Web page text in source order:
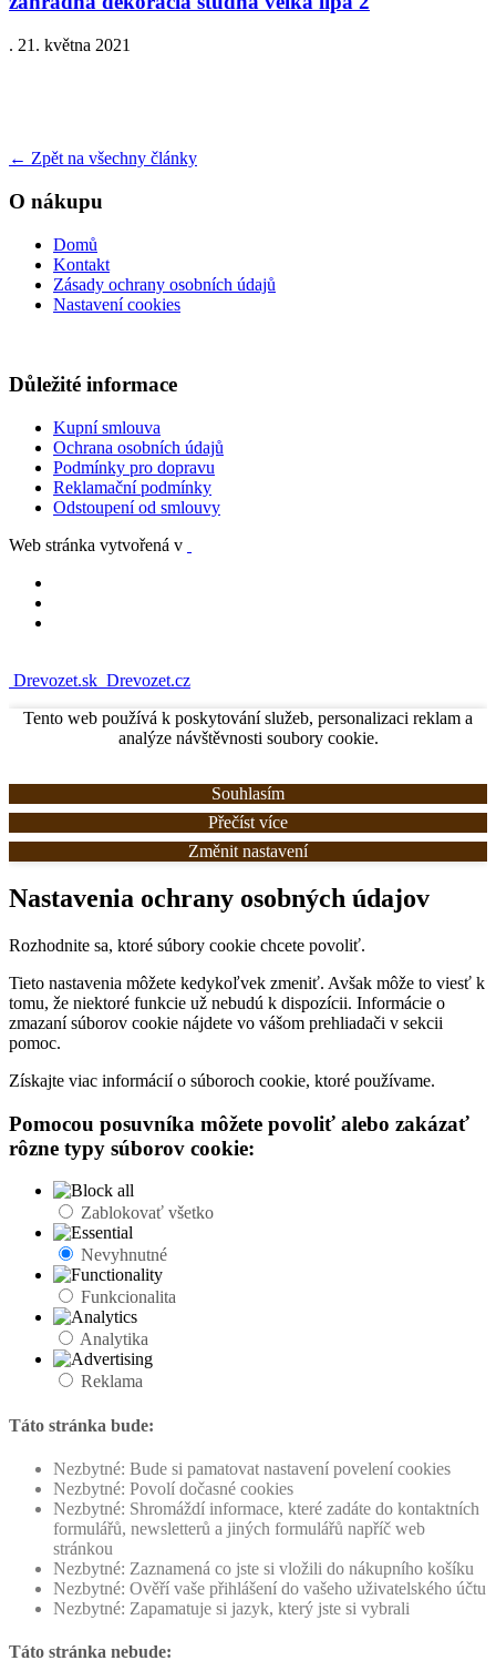
. 21. května 2021
← Zpět na všechny články
O nákupu
Domů
Kontakt
Zásady ochrany osobních údajů
Nastavení cookies
Důležité informace
Kupní smlouva
Ochrana osobních údajů
Podmínky pro dopravu
Reklamační podmínky
Odstoupení od smlouvy
Web stránka vytvořená v
Drevozet.sk Drevozet.cz
Tento web používá k poskytování služeb, personalizaci reklam a
analýze návštěvnosti soubory cookie.
Souhlasím
Přečíst více
Změnit nastavení
Nastavenia ochrany osobných údajov
Rozhodnite sa, ktoré súbory cookie chcete povoliť.
Tieto nastavenia môžete kedykoľvek zmeniť. Avšak môže to viesť k
tomu, že niektoré funkcie už nebudú k dispozícii. Informácie o
zmazaní súborov cookie nájdete vo vášom prehliadači v sekcii
pomoc.
Získajte viac informácií o súboroch cookie, ktoré používame.
Pomocou posuvníka môžete povoliť alebo zakázať
rôzne typy súborov cookie:
Zablokovať všetko
Nevyhnutné
Funkcionalita
Analytika
Reklama
Táto stránka bude:
Nezbytné: Bude si pamatovat nastavení povelení cookies
Nezbytné: Povolí dočasné cookies
Nezbytné: Shromáždí informace, které zadáte do kontaktních
formulářů, newsletterů a jiných formulářů napříč web
stránkou
Nezbytné: Zaznamená co jste si vložili do nákupního košíku
Nezbytné: Ověří vaše přihlášení do vašeho uživatelského účtu
Nezbytné: Zapamatuje si jazyk, který jste si vybrali
Táto stránka nebude: